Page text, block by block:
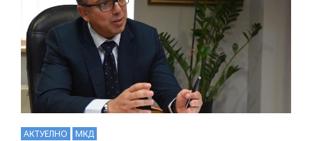
АКТУЕЛНО МКД